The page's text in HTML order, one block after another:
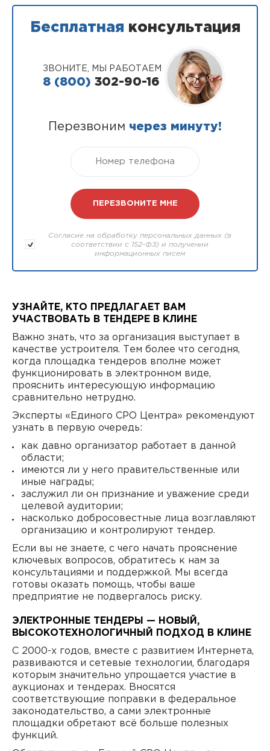
Бесплатная консультация
ЗВОНИТЕ, МЫ РАБОТАЕМ
8 (800) 302-90-16
Перезвоним через минуту!
Согласие на обработку персональных данных (в
соответствии с 152-ФЗ) и получении
информационных писем
УЗНАЙТЕ, КТО ПРЕДЛАГАЕТ ВАМ
УЧАСТВОВАТЬ В ТЕНДЕРЕ В КЛИНЕ
Важно знать, что за организация выступает в
качестве устроителя. Тем более что сегодня,
когда площадка тендеров вполне может
функционировать в электронном виде,
прояснить интересующую информацию
сравнительно нетрудно.
Эксперты «Единого СРО Центра» рекомендуют
узнать в первую очередь:
как давно организатор работает в данной
области;
имеются ли у него правительственные или
иные награды;
заслужил ли он признание и уважение среди
целевой аудитории;
насколько добросовестные лица возглавляют
организацию и контролируют тендер.
Если вы не знаете, с чего начать прояснение
ключевых вопросов, обратитесь к нам за
консультациями и поддержкой. Мы всегда
готовы оказать помощь, чтобы ваше
предприятие не подвергалось риску.
ЭЛЕКТРОННЫЕ ТЕНДЕРЫ — НОВЫЙ,
ВЫСОКОТЕХНОЛОГИЧНЫЙ ПОДХОД В КЛИНЕ
С 2000-х годов, вместе с развитием Интернета,
развиваются и сетевые технологии, благодаря
которым значительно упрощается участие в
аукционах и тендерах. Вносятся
соответствующие поправки в федеральное
законодательство, а сами электронные
площадки обретают всё больше полезных
функций.